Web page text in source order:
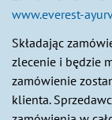
www.everest-
Składając
zlecenie i będzie
zamówienie
klienta.